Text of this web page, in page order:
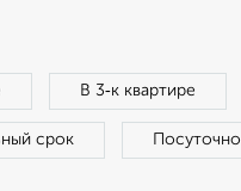
В 3‑к квартире
срок Посуточно